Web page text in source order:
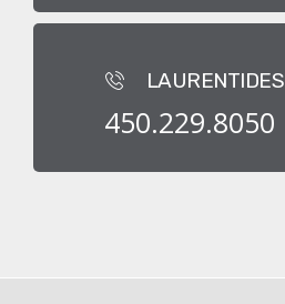
LAURENTIDES
450.229.8050